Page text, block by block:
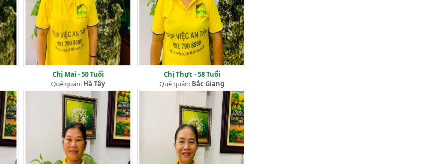
Chị Mai - 50 Tuổi
Quê quán: Hà Tây
Chị Thực - 58 Tuổi
Quê quán: Bắc Giang